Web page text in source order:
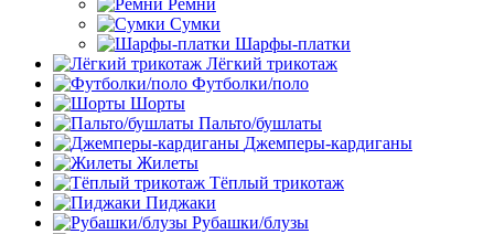
Ремни
Сумки
Шарфы-платки
Лёгкий трикотаж
Футболки/поло
Шорты
Пальто/бушлаты
Джемперы-кардиганы
Жилеты
Тёплый трикотаж
Пиджаки
Рубашки/блузы